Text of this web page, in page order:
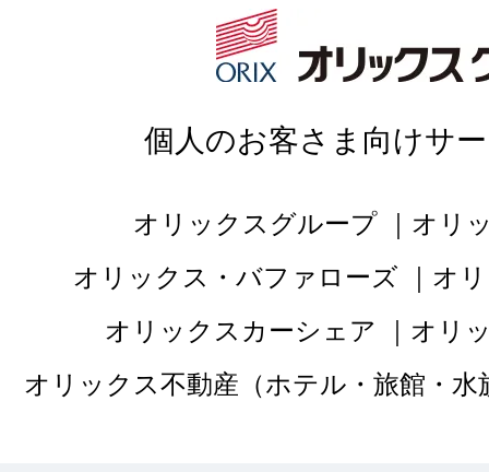
個人のお客さま向けサ
オリックスグループ
オリ
オリックス・バファローズ
オ
オリックスカーシェア
オリ
オリックス不動産（ホテル・旅館・